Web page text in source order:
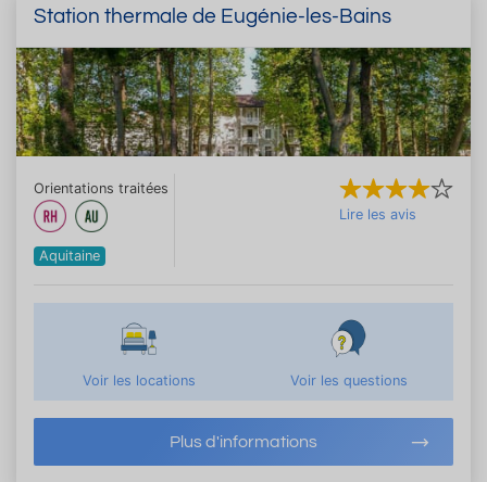
Station thermale de Eugénie-les-Bains
Orientations traitées
Aquitaine
Lire les avis
Voir les locations Voir les questions
Plus d'informations